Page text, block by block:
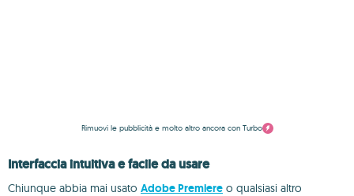
Rimuovi le pubblicità e molto altro ancora con Turbo
Interfaccia intuitiva e facile da usare
Chiunque abbia mai usato Adobe Premiere o qualsiasi altro